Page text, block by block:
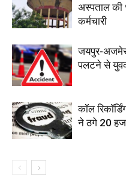
अस्पताल की
कर्मचारी
जयपुर-अजमेर
पलटने से
कॉल
ने ठगे 20